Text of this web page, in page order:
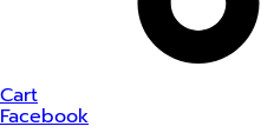
Cart
Facebook